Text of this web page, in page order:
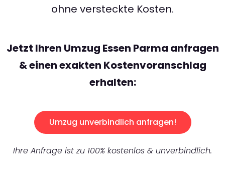
ohne versteckte Kosten.
Jetzt Ihren Umzug Essen Parma anfragen
& einen exakten Kostenvoranschlag
erhalten:
Umzug unverbindlich anfragen!
Ihre Anfrage ist zu 100% kostenlos & unverbindlich.